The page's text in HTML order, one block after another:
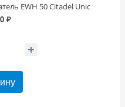
EWH 50 Citadel Unic
₽